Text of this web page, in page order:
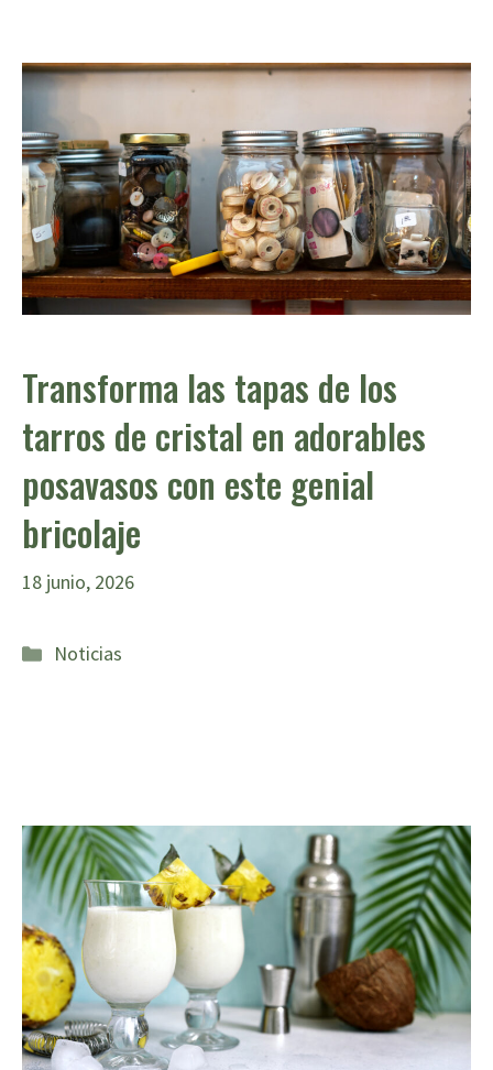
Transforma las tapas de los
tarros de cristal en adorables
posavasos con este genial
bricolaje
18 junio, 2026
Categorías
Noticias